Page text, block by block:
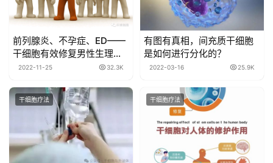
前列腺炎、不孕症、ED——
干细胞有效修复男性生理机
能！
2022-11-25 32.3K
有图有真相，间充质干细胞
是如何进行分化的？
2022-03-16 25.9K
干细胞疗法 干细胞疗法